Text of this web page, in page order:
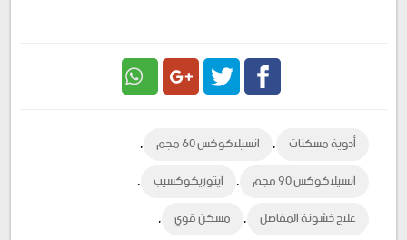
Plus أدوية مسكنات , انسيلاكوكس 60 مجم ,
انسيلاكوكس 90 مجم , ايتوريكوكسيب ,
علاج خشونة المفاصل , مسكن قوي ,